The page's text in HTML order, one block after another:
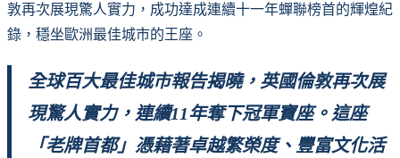
敦再次展現驚人實力，成功達成連續十一年蟬聯榜首的輝煌紀
錄，穩坐歐洲最佳城市的王座。
全球百大最佳城市報告揭曉，英國倫敦再次展
現驚人實力，連續11年奪下冠軍寶座。這座
「老牌首都」憑藉著卓越繁榮度、豐富文化活